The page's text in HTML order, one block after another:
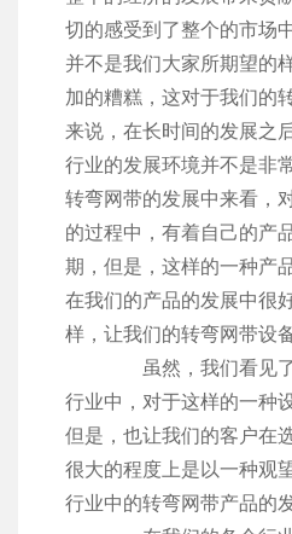
切的感受到了整个的市场
并不是我们大家所期望的
加的糟糕，这对于我们的
来说，在长时间的发展之
行业的发展环境并不是非
转弯网带的发展中来看，
的过程中，有着自己的产
期，但是，这样的一种产
在我们的产品的发展中很
样，让我们的转弯网带设备
虽然，我们看见了
行业中，对于这样的一种
但是，也让我们的客户在
很大的程度上是以一种观
行业中的转弯网带产品的发